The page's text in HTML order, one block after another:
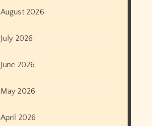
August 2026
July 2026
June 2026
May 2026
April 2026